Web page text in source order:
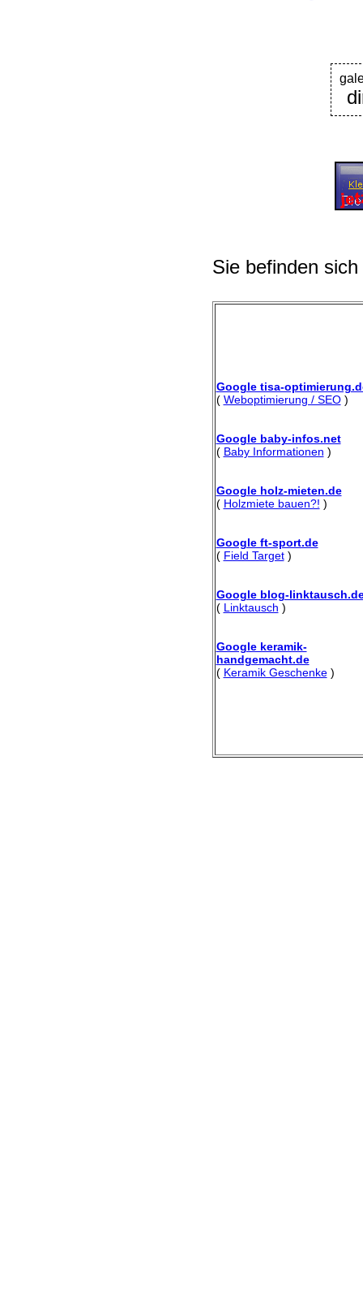
Sie befinden
Google tisa-
( Weboptimierung / SEO)
Google baby-infos.net
( Baby Informationen )
Google holz-mieten.de
( Holzmiete bauen?! )
Google ft-sport.de
( Field Target)
Google blog-
( Linktausch )
Google keramik-
handgemacht.de
( Keramik Geschenke)